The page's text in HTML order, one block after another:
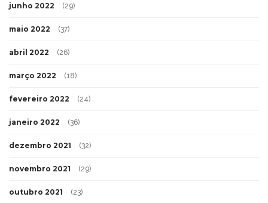
junho 2022 (29)
maio 2022 (37)
abril 2022 (26)
março 2022 (18)
fevereiro 2022 (24)
janeiro 2022 (36)
dezembro 2021 (32)
novembro 2021 (29)
outubro 2021 (23)